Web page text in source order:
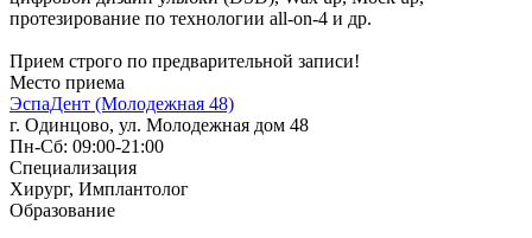
протезирование по технологии all-on-4 и др.
Прием строго по предварительной записи!
Место приема
ЭспаДент (Молодежная 48)
г. Одинцово, ул. Молодежная дом 48
Пн-Сб: 09:00-21:00
Специализация
Хирург, Имплантолог
Образование